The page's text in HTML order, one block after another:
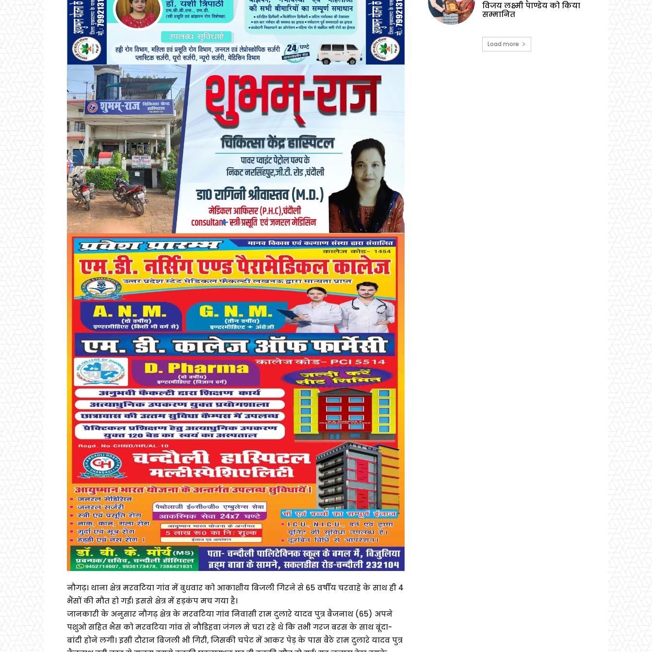
नौगढ़। थाना क्षेत्र मरवटिया गांव में बुधवार को आकाशीय बिजली गिरने से 65 वर्षीय चरवाहे के साथ ही 4
भैंसों की मौत हो गई। इससे क्षेत्र में हड़कंप मच गया है।
जानकारी के अनुसार नौगढ़ क्षेत्र के मरवटिया गांव निवासी राम दुलारे यादव पुत्र बैजनाथ (65) अपने
पशुओ सहित भैस को मरवटिया गांव से नौडिहवा जंगल मे चरा रहे थे कि तभी गरज बरस के साथ बूंदा-
बांदी होने लगी। इसी दौरान बिजली भी गिरी, जिसकी चपेट में आकर पेड़ के पास बैठे राम दुलारे यादव पुत्र
विजय लक्ष्मी पाण्डेय को किया
सम्मानित
Load more